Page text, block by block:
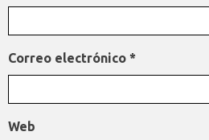
Correo electrónico *
Web